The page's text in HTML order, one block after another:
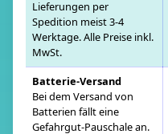
Lieferungen per
Spedition meist 3-4
Werktage. Alle Preise inkl.
MwSt.
Batterie-Versand
Bei dem Versand von
Batterien fällt eine
Gefahrgut-Pauschale an.